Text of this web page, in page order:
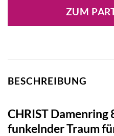
ZUM
BESCHREIBUNG
CHRIST Damenring
funkelnder Traum